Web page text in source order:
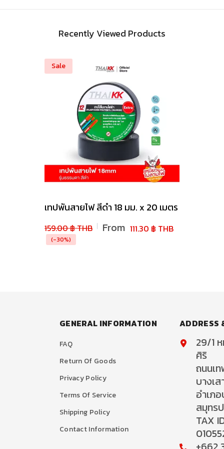
Recently Viewed Products
Sale
เทปพันสายไฟ สีดำ 18 มม. x 20 เมตร
159.00 ฿ THB From 111.30 ฿ THB
(-30%)
GENERAL INFORMATION
FAQ
Return Of Goods
Privacy Policy
Terms Of Service
Shipping Policy
Contact Information
ADDRESS
29/1
ศิริ
ถนนเ
บางเ
อำเภ
สมุทร
TAX